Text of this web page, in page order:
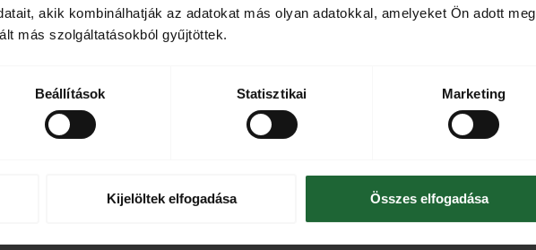
akik kombinálhatják az adatokat más olyan adatokkal, amelyeket Ön adott meg
más szolgáltatásokból gyűjtöttek.
Beállítások Statisztikai Marketing
Kijelöltek elfogadása Összes elfogadása